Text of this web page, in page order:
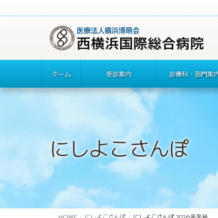
ホーム 受診案内 診療科・部門案
にしよこさんぽ
HOME にしよこさんぽ にしよこさんぽ 2026年冬号